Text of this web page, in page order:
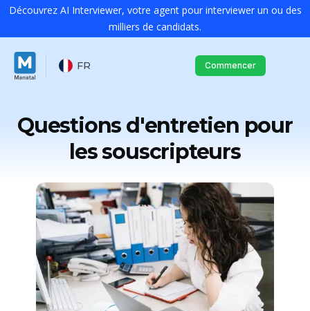
Découvrez AI Interviewer, votre agent pour interviewer un ou des
milliers de candidats.
FR Commencer
Questions d'entretien pour
les souscripteurs